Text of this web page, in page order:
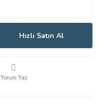
Hızlı Satın Al
Yorum Yaz